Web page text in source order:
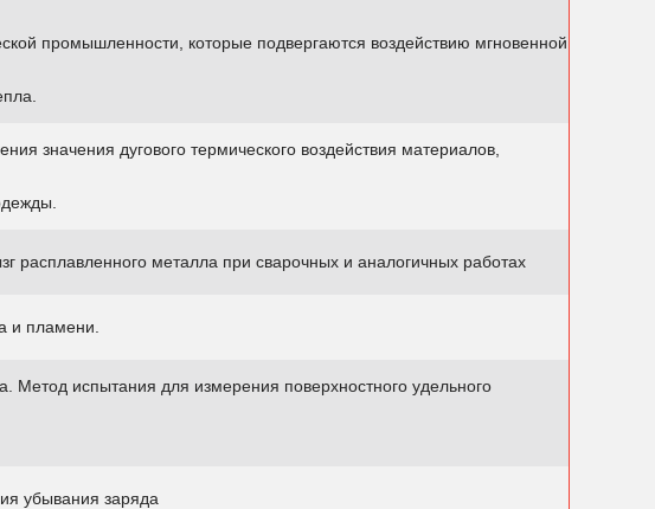
промышленности, которые подвергаются воздействию мгновенной
значения дугового термического воздействия материалов,
расплавленного металла при сварочных и аналогичных работах
и пламени.
Метод испытания для измерения поверхностного удельного
убывания заряда